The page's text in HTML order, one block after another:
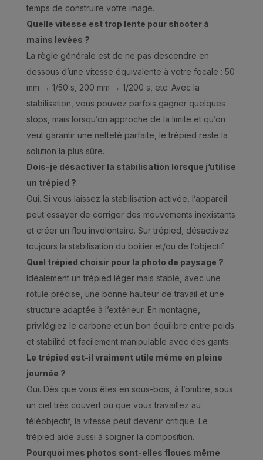
temps de construire votre image.
Quelle vitesse est trop lente pour shooter à
mains levées ?
La règle générale est de ne pas descendre en
dessous d’une vitesse équivalente à votre focale : 50
mm → 1/50 s, 200 mm → 1/200 s, etc. Avec la
stabilisation, vous pouvez parfois gagner quelques
stops, mais lorsqu’on approche de la limite et qu’on
veut garantir une netteté parfaite, le trépied reste la
solution la plus sûre.
Dois-je désactiver la stabilisation lorsque j’utilise
un trépied ?
Oui. Si vous laissez la stabilisation activée, l’appareil
peut essayer de corriger des mouvements inexistants
et créer un flou involontaire. Sur trépied, désactivez
toujours la stabilisation du boîtier et/ou de l’objectif.
Quel trépied choisir pour la photo de paysage ?
Idéalement un trépied léger mais stable, avec une
rotule précise, une bonne hauteur de travail et une
structure adaptée à l’extérieur. En montagne,
privilégiez le carbone et un bon équilibre entre poids
et stabilité et facilement manipulable avec des gants.
Le trépied est-il vraiment utile même en pleine
journée ?
Oui. Dès que vous êtes en sous-bois, à l’ombre, sous
un ciel très couvert ou que vous travaillez au
téléobjectif, la vitesse peut devenir critique. Le
trépied aide aussi à soigner la composition.
Pourquoi mes photos sont-elles floues même